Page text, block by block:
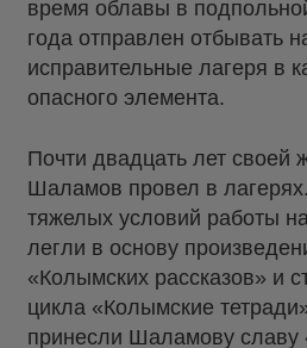
время облавы в
года отправлен отбывать
исправительные лагеря в
опасного элемента.
Почти двадцать лет своей
Шаламов провел в
тяжелых условий работы
легли в основу
«Колымских рассказов» и
цикла «Колымские
принесли Шаламову славу